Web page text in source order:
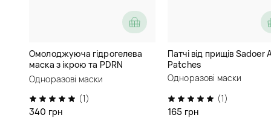
Омолоджуюча гідрогелева
маска з ікрою та PDRN
Biodance Rejuvenating Caviar
PDRN Real Deep Mask
Одноразові маски
(1)
340 грн
Патчі від прищів Sadoer
Patches
Одноразові маски
(1)
165 грн